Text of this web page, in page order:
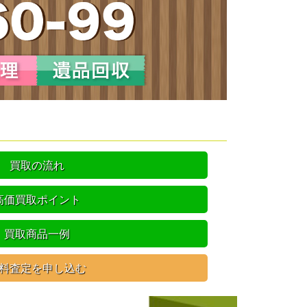
買取の流れ
価買取ポイント
買取商品一例
査定を申し込む